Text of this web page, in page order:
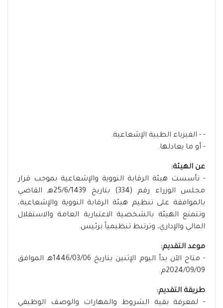
- - الفيزياء الطبية الإشعاعية.
- أو ما يعادلها.
عن الهيئة:
- تأسست هيئة الرقابة النووية والإشعاعية بموجب قرار
مجلس الوزراء رقم (334) بتاريخ 25/6/1439هـ القاضي
بالموافقة على تنظيم هيئة الرقابة النووية والإشعاعية،
وتتمتع الهيئة بالشخصية الاعتبارية العامة والاستقلال
المالي والإداري، وترتبط تنظيمياً برئيس.
موعد التقديم:
- متاح الآن بدأ اليوم الإثنين بتاريخ 1446/03/06هـ الموافق
2024/09/09م.
طريقة التقديم:
- لمعرفة بقية الشروط والمهارات والوصف الوظيفي